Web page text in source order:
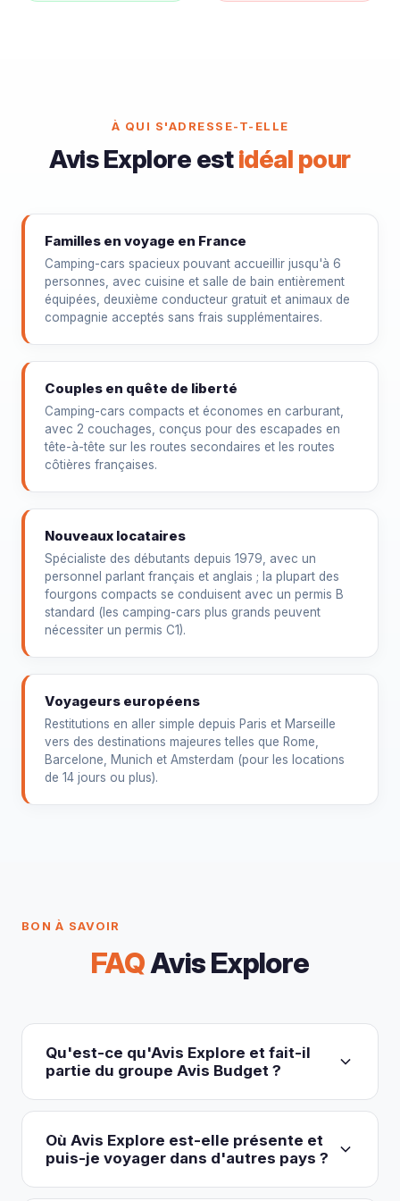
À QUI S'ADRESSE-T-ELLE
Avis Explore estidéal pour
Familles en voyage en France
Camping-cars spacieux pouvant accueillir jusqu'à 6
personnes, avec cuisine et salle de bain entièrement
équipées, deuxième conducteur gratuit et animaux de
compagnie acceptés sans frais supplémentaires.
Couples en quête de liberté
Camping-cars compacts et économes en carburant,
avec 2 couchages, conçus pour des escapades en
tête-à-tête sur les routes secondaires et les routes
côtières françaises.
Nouveaux locataires
Spécialiste des débutants depuis 1979, avec un
personnel parlant français et anglais ; la plupart des
fourgons compacts se conduisent avec un permis B
standard (les camping-cars plus grands peuvent
nécessiter un permis C1).
Voyageurs européens
Restitutions en aller simple depuis Paris et Marseille
vers des destinations majeures telles que Rome,
Barcelone, Munich et Amsterdam (pour les locations
de 14 jours ou plus).
BON À SAVOIR
FAQAvis Explore
Qu'est-ce qu'Avis Explore et fait-il
partie du groupe Avis Budget ?
Avis Explore (avisexplore.com), anciennement
connu sous le nom d’Avis Car-Away, est un
spécialiste de la location de camping-cars et de
Où Avis Explore est-elle présente et
puis-je voyager dans d'autres pays ?